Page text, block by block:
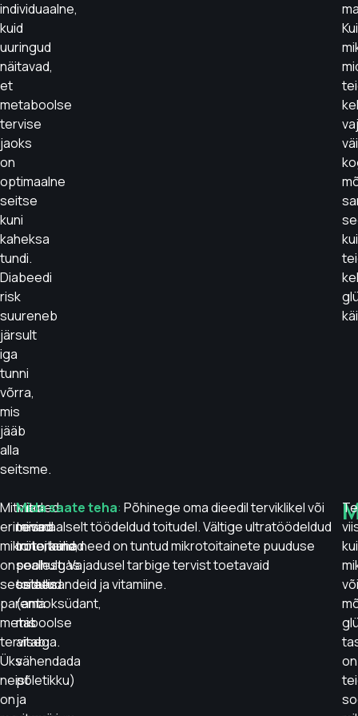
individuaalne,
kuid
uuringud
näitavad,
et
metaboolse
tervise
jaoks
on
optimaalne
seitse
kuni
kaheksa
tundi.
Diabeedi
risk
suureneb
järsult
iga
tunni
võrra,
mis
jääb
alla
seitsme.
Mitmed
erinevad
mikrotoitained
on
seostatud
parema
metaboolse
tervisega.
Üks
neist
on
Mitmed
teised
mineraalid,
sealhulgas
seleen
(antioksüdant,
mis
aitab
vähendada
põletikku)
ja
Mida saate teha: Põhinege oma dieedil terviklikel või
minimaalselt töödeldud toitudel. Vältige ultratöödeldud
toite, kuna need on tuntud mikrotoitainete puuduse
poolest. Vajadusel tarbige tervist toetavaid
toidulisandeid ja vitamiine.
on